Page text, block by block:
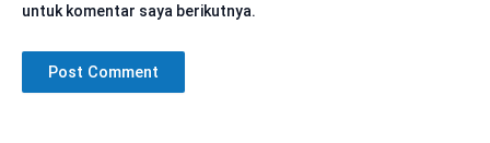
untuk komentar saya berikutnya.